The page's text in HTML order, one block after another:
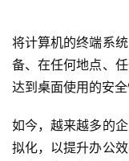
将计算机的终端系
备、在任何地点、
达到桌面使用的安
如今，越来越多的
拟化，以提升办公